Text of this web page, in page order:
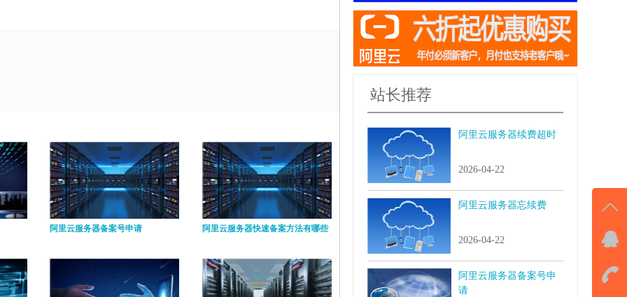
阿里云服务器备案号申请 阿里云服务器快速备案方法有哪些
站长推荐
阿里云服务器续费超时
2026-04-22
阿里云服务器忘续费
2026-04-22
阿里云服务器备案号申
请
QQ
击